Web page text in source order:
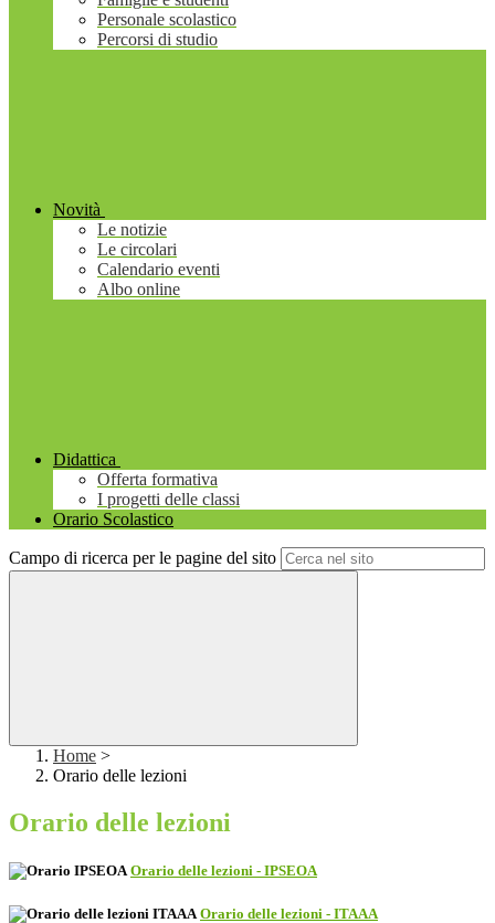
Personale scolastico
Percorsi di studio
Novità
Le notizie
Le circolari
Calendario eventi
Albo online
Didattica
Offerta formativa
I progetti delle classi
Orario Scolastico
Campo di ricerca per le pagine del sito
Home >
Orario delle lezioni
Orario delle lezioni
Orario delle lezioni - IPSEOA
Orario delle lezioni - ITAAA